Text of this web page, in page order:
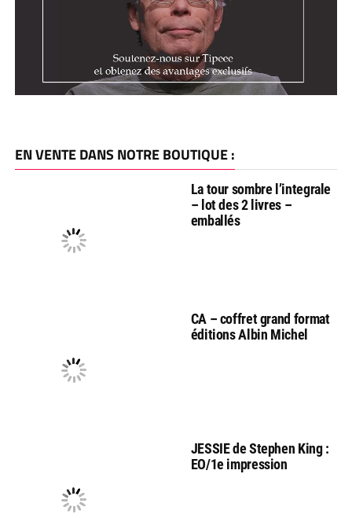
EN VENTE DANS NOTRE BOUTIQUE :
La tour sombre l’integrale
– lot des 2 livres –
emballés
CA – coffret grand format
éditions Albin Michel
JESSIE de Stephen King :
EO/1e impression